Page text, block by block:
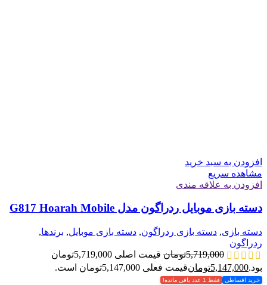
افزودن به سبد خرید
مشاهده سریع
افزودن به علاقه مندی
دسته بازی موبایل ردراگون مدل G817 Hoarah Mobile
دسته بازی, دسته بازی ردراگون, دسته بازی موبایل, برندها,
ردراگون
5,719,000تومان
قیمت اصلی 5,719,000تومان
بود.5,147,000تومانقیمت فعلی 5,147,000تومان است.
خرید اقساطی فقط 1 عدد باقی مانده!